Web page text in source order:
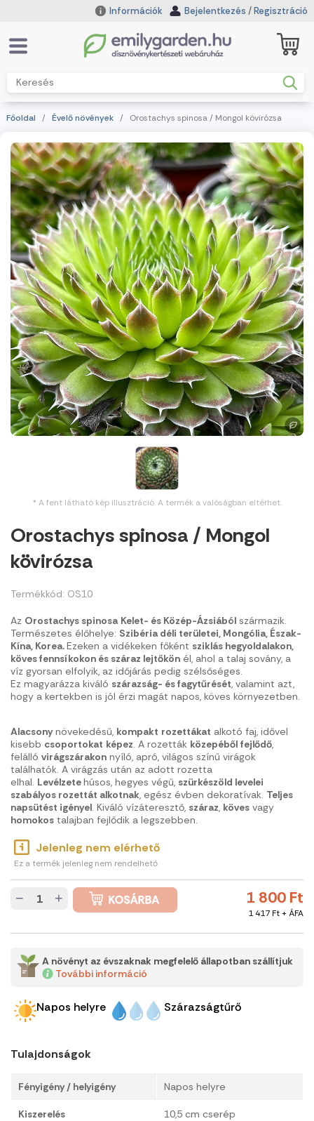
Információk Bejelentkezés /Regisztráció
Főoldal / Évelő növények / Orostachys spinosa / Mongol kövirózsa
* A fent látható kép illusztráció. A termék a valóságban eltérhet.
Orostachys spinosa / Mongol
kövirózsa
Termékkód: OS10
Az Orostachys spinosa Kelet- és Közép-Ázsiából származik.
Természetes élőhelye: Szibéria déli területei, Mongólia, Észak-
Kína, Korea.Ezeken a vidékeken főként sziklás hegyoldalakon,
köves fennsíkokon és száraz lejtőkön él, ahol a talaj sovány, a
víz gyorsan elfolyik, az időjárás pedig szélsőséges.
Ez magyarázza kiváló szárazság- és fagytűrését, valamint azt,
hogy a kertekben is jól érzi magát napos, köves környezetben.
Alacsonynövekedésű, kompakt rozettákat alkotó faj, idővel
kisebb csoportokat képez. A rozetták közepéből fejlődő,
felálló virágszárakon nyíló, apró, világos színű virágok
találhatók. A virágzás után az adott rozetta
elhal. Levélzetehúsos, hegyes végű, szürkészöld levelei
szabályos rozettát alkotnak, egész évben dekoratívak. Teljes
napsütést igényel. Kiváló vízáteresztő, száraz, köves vagy
homokos talajban fejlődik a legszebben.
Jelenleg nem elérhető
Ez a termék jelenleg nem rendelhető
1 800 Ft
1 417 Ft + ÁFA
− +
A növényt az évszaknak megfelelő állapotban szállítjuk
További információ
Napos helyre Szárazságtűrő
Tulajdonságok
Fényigény / helyigény Napos helyre
Kiszerelés 10,5 cm cserép